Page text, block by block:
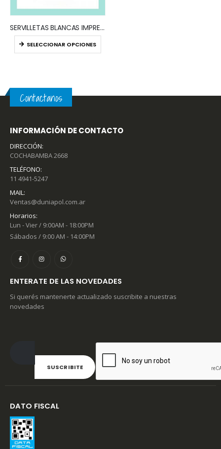
SERVILLETAS BLANCAS IMPRESAS (x CAJA)
SELECCIONAR OPCIONES
Contactanos
INFORMACIÓN DE CONTACTO
DIRECCIÓN:
COCHABAMBA 2668
TELÉFONO:
11 4941-5247
MAIL:
Ventas@duniapol.com.ar
Horarios:
Lun - Vier / 9:00AM - 18:00PM
Sábados / 9:00 AM - 14:00PM
ENTERATE DE LAS NOVEDADES
Si querés mantenerte actualizado suscribite a nuestras
novedades
DATO FISCAL